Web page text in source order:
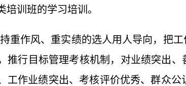
训班的学习培训。
重作风、重实绩的选人用人导向，把
推行目标管理考核机制，对业绩突出
工作业绩突出、考核评价优秀、群众